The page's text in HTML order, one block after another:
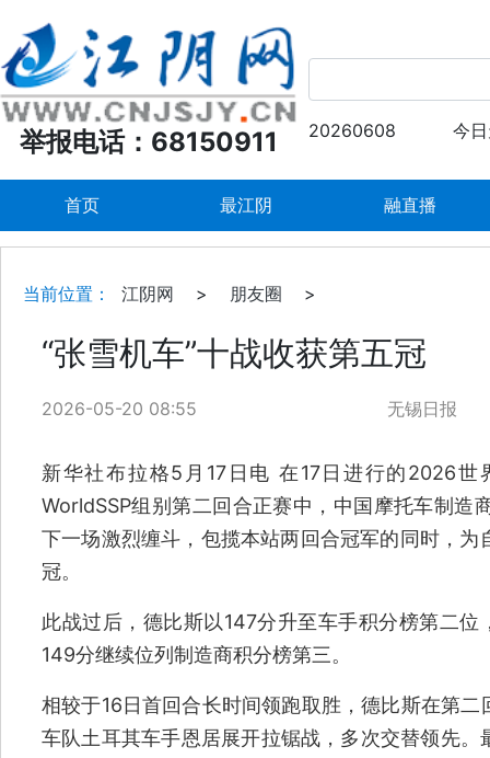
举报电话：68150911 20260608 今
首页 最江阴 融直播
当前位置： 江阴网 > 朋友圈 >
“张雪机车”十战收获第五冠
2026-05-20 08:55 无锡日报
新华社布拉格5月17日电 在17日进行的2026世
WorldSSP组别第二回合正赛中，中国摩托车制造
下一场激烈缠斗，包揽本站两回合冠军的同时，
冠。
此战过后，德比斯以147分升至车手积分榜第二位
149分继续位列制造商积分榜第三。
相较于16日首回合长时间领跑取胜，德比斯在第
车队土耳其车手恩居展开拉锯战，多次交替领先